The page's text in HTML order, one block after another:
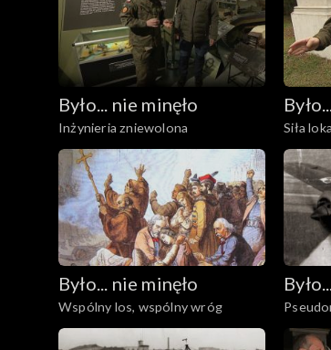
Było... nie minęło
Inżynieria zniewolona Siła
Było... nie minęło
Wspólny los, wspólny wróg